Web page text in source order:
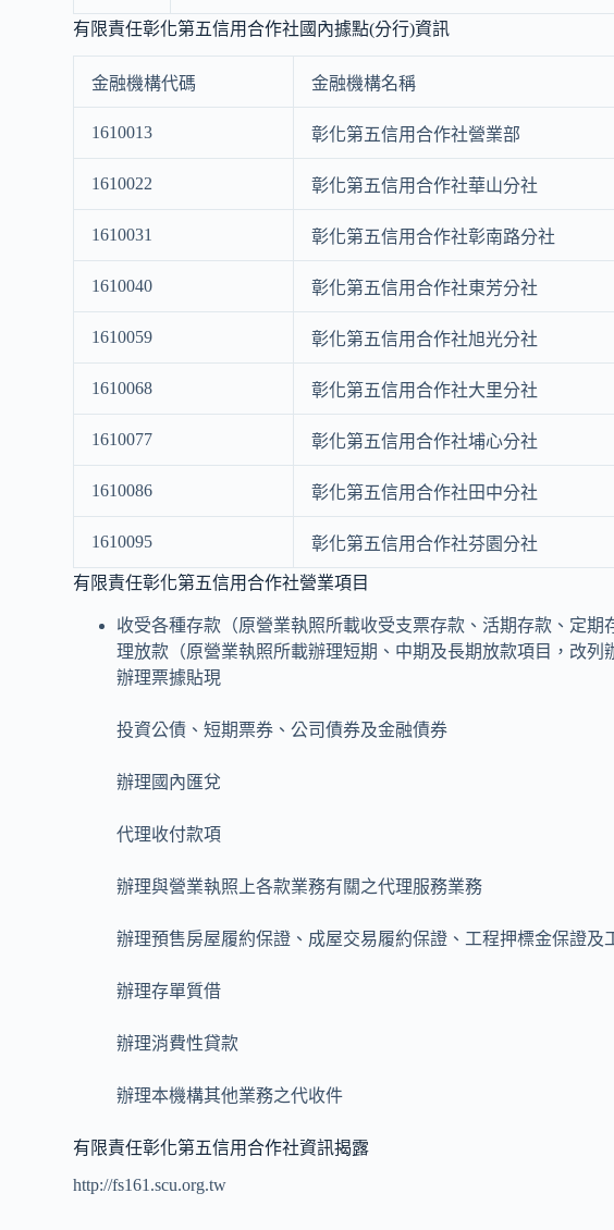
有限責任彰化第五信用合作社國內據點(分行)資訊
金融機構代碼 金融機構名稱
1610013 彰化第五信用合作社營業部
1610022 彰化第五信用合作社華山分社
1610031 彰化第五信用合作社彰南路分社
1610040 彰化第五信用合作社東芳分社
1610059 彰化第五信用合作社旭光分社
1610068 彰化第五信用合作社大里分社
1610077 彰化第五信用合作社埔心分社
1610086 彰化第五信用合作社田中分社
1610095 彰化第五信用合作社芬園分社
有限責任彰化第五信用合作社營業項目
收受各種存款（原營業執照所載收受支票存款、活期存款、定
理放款（原營業執照所載辦理短期、中期及長期放款項目，改列
辦理票據貼現
投資公債、短期票券、公司債券及金融債券
辦理國內匯兌
代理收付款項
辦理與營業執照上各款業務有關之代理服務業務
辦理預售房屋履約保證、成屋交易履約保證、工程押標金保證及
辦理存單質借
辦理消費性貸款
辦理本機構其他業務之代收件
有限責任彰化第五信用合作社資訊揭露
http://fs161.scu.org.tw